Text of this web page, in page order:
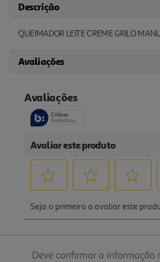
Descrição
QUEIMADOR LEITE CREME GRILO
Avaliações
Deve confirmar a informação